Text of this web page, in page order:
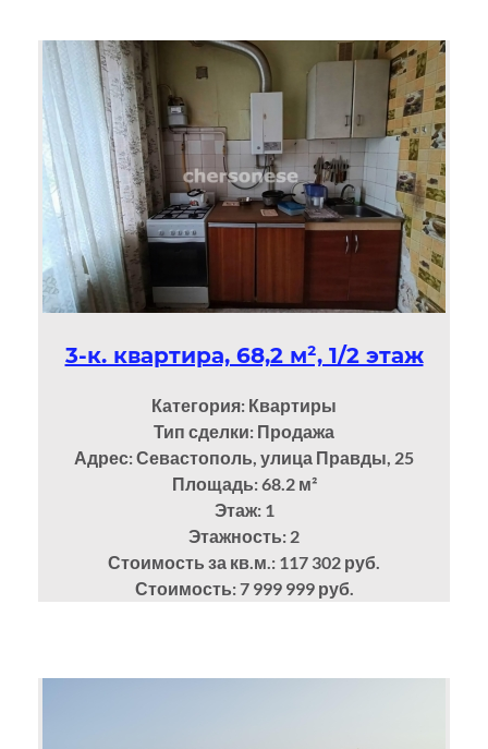
3-к. квартира, 68,2 м², 1/2 этаж
Категория: Квартиры
Тип сделки: Продажа
Адрес: Севастополь, улица Правды, 25
Площадь: 68.2м²
Этаж: 1
Этажность: 2
Стоимость за кв.м.: 117 302 руб.
Стоимость: 7 999 999 руб.